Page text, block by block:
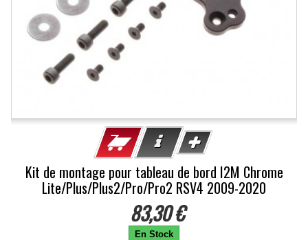
Kit de montage pour tableau de bord I2M Chrome
Lite/Plus/Plus2/Pro/Pro2 RSV4 2009-2020
83,30 €
En Stock